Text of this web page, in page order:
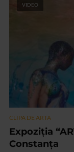
VIDEO
CLIPA DE ARTA
Expoziţia
Constanţa